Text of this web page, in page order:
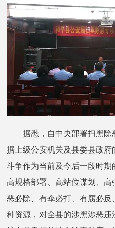
据悉，自中央部署扫黑
据上级公安机关及县委县政
斗争作为当前及今后一段时
高规格部署、高站位谋划、高
恶必除、有伞必打、有腐必反
种资源，对全县的涉黑涉恶